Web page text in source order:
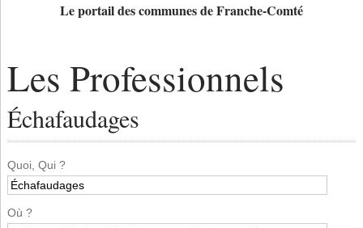
Le portail des communes de Franche-Comté
Les Professionnels
Échafaudages
Quoi, Qui ?
Où ?